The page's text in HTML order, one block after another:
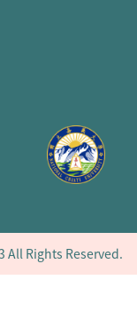
Rights Reserved.